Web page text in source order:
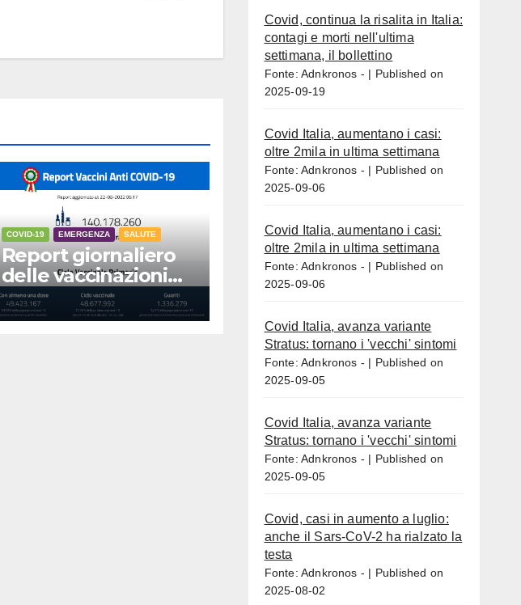
COVID-19 EMERGENZA SALUTE
Report giornaliero
delle vaccinazioni
22 agosto 2022
Covid, continua la risalita in Italia:
contagi e morti nell'ultima
settimana, il bollettino
Fonte: Adnkronos -
Published on
2025-09-19
Covid Italia, aumentano i casi:
oltre 2mila in ultima settimana
Fonte: Adnkronos -
Published on
2025-09-06
Covid Italia, aumentano i casi:
oltre 2mila in ultima settimana
Fonte: Adnkronos -
Published on
2025-09-06
Covid Italia, avanza variante
Stratus: tornano i 'vecchi' sintomi
Fonte: Adnkronos -
Published on
2025-09-05
Covid Italia, avanza variante
Stratus: tornano i 'vecchi' sintomi
Fonte: Adnkronos -
Published on
2025-09-05
Covid, casi in aumento a luglio:
anche il Sars-CoV-2 ha rialzato la
testa
Fonte: Adnkronos -
Published on
2025-08-02